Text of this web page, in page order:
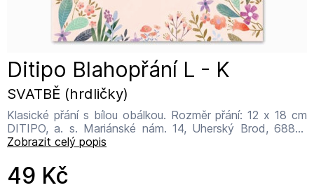
Ditipo Blahopřání L - K
SVATBĚ (hrdličky)
Klasické přání s bílou obálkou. Rozměr přání: 12 x 18 cm
DITIPO, a. s. Mariánské nám. 14, Uherský Brod, 68801
info@ditipo.cz
Zobrazit celý popis
49 Kč